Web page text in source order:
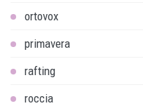
ortovox
primavera
rafting
roccia